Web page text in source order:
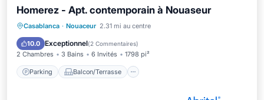
Homerez - Apt. contemporain à Nouaseur
Casablanca · Nouaceur 2.31 mi au centre
10.0 Exceptionnel(2 Commentaires)
2 Chambres 3 Bains 6 Invités 1798 pi²
Parking Balcon/Terrasse
Parking Balcon/Terrasse
Climatisation